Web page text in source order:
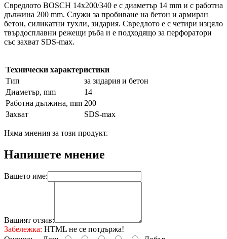
Свредлото BOSCH 14х200/340 е с диаметър 14 mm и с работна
дължина 200 mm. Служи за пробиване на бетон и армиран
бетон, силикатни тухли, зидария. Свредлoто е с четири изцяло
твърдосплавни режещи ръба и е подходящо за перфоратори
със захват SDS-max.
Технически характеристики
Тип
за зидария и бетон
Диаметър, mm
14
Работна дължина, mm 200
Захват
SDS-max
Няма мнения за този продукт.
Напишете мнение
Вашето име:
Вашият отзив:
Забележка: HTML не се потдържа!